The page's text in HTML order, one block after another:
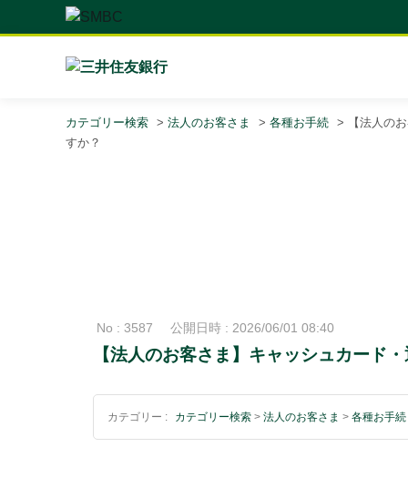
カテゴリー検索 > 法人のお客さま > 各種お手続 >
【法人の
すか？
No : 3587 公開日時 : 2026/06/01 08:40
【法人のお客さま】キャッシュカード
カテゴリー : カテゴリー検索 > 法人のお客さま > 各種お手続